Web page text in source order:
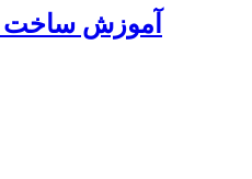
آموزش ساخت